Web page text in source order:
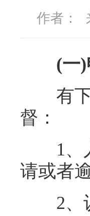
作者：
(一
有下
督：
1、人
请或者
2、认